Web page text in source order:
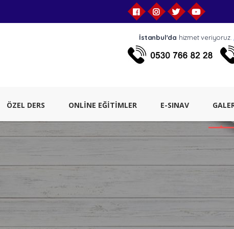
İstanbul'da hizmet veriyoruz.
ÖZEL DERS ONLİNE EĞİTİMLER E-SINAV